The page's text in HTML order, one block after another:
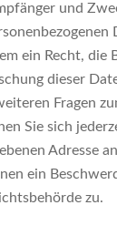
und
ein Recht, die
dieser
Fragen
Sie sich
Adresse
ein
zu.